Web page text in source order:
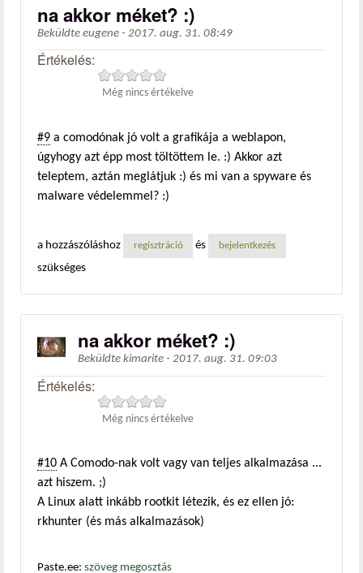
na akkor méket? :)
Beküldte eugene - 2017. aug. 31. 08:49
Értékelés:
Még nincs értékelve
#9 a comodónak jó volt a grafikája a weblapon,
úgyhogy azt épp most töltöttem le. :) Akkor azt
teleptem, aztán meglátjuk :) és mi van a spyware és
malware védelemmel? :)
a hozzászóláshoz regisztráció és bejelentkezés
szükséges
na akkor méket? :)
Beküldte kimarite - 2017. aug. 31. 09:03
Értékelés:
Még nincs értékelve
#10 A Comodo-nak volt vagy van teljes alkalmazása ...
azt hiszem. ;)
A Linux alatt inkább rootkit létezik, és ez ellen jó:
rkhunter (és más alkalmazások)
Paste.ee: szöveg megosztás